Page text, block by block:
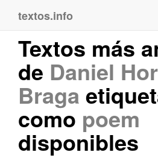
textos.info
Textos más
de Daniel
Braga
como poem
disponibles